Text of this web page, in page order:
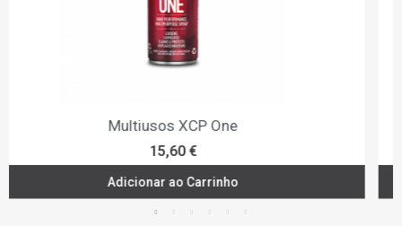
Removedor Oxidação Autosol Rust-ex
13,70 €
Adicionar ao Carrinho